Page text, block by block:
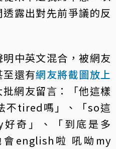
露出對先前爭議的反
中英文混合，被網友
至還有網友將截圖放上
批網友留言：「他這樣
不tired嗎」、「so這
奇」、「到底是多
english啦 吼呦my